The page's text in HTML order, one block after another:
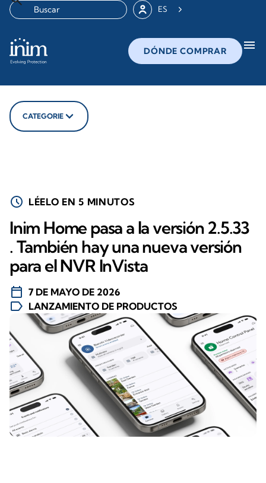
ES
DÓNDE COMPRAR menu
CATEGORIE
schedule LÉELO EN 5 MINUTOS
Inim Home pasa a la versión 2.5.33
. También hay una nueva versión
para el NVR InVista
calendar_today 7 DE MAYO DE 2026
label LANZAMIENTO DE PRODUCTOS